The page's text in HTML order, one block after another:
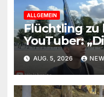
ALLGEMEIN
Flüchtling zu
YouTuber:
kommen
AUG. 5, 2026